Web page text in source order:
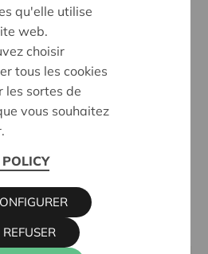
qu'elle utilise
web.
choisir
tous les cookies
les sortes de
vous souhaitez
REFUSER